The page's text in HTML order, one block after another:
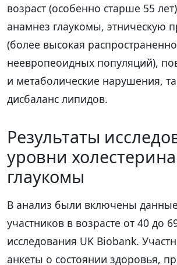
возраст (особенно старше 55
анамнез глаукомы, этническую
(более высокая
неевропеоидных популяций),
и метаболические нарушения,
дисбаланс липидов.
Результаты
уровни
глаукомы
В анализ были включены
участников в возрасте от 40 до
исследования UK Biobank.
анкеты о состоянии здоровья,